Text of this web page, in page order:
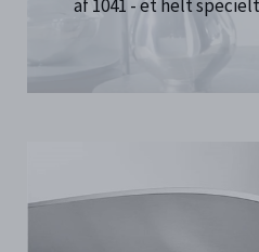
af 1041 - et helt